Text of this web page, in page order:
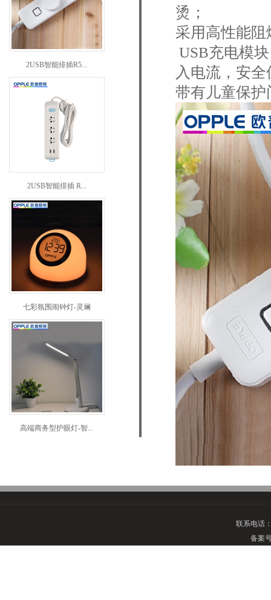
2USB智能排插R5...
2USB智能排插 R...
七彩氛围闹钟灯-灵斓
高端商务型护眼灯-智...
烫；
采用高性能
USB充电模
入电流，安全
带有儿童保
联系电话
备案